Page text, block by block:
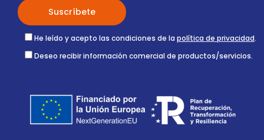
He leído y acepto las condiciones de la política de privacidad.
Deseo recibir información comercial de productos/servicios.